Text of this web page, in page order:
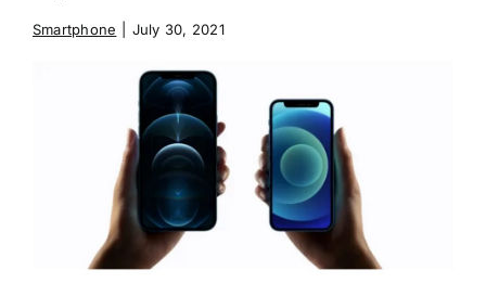
Smartphone July 30, 2021